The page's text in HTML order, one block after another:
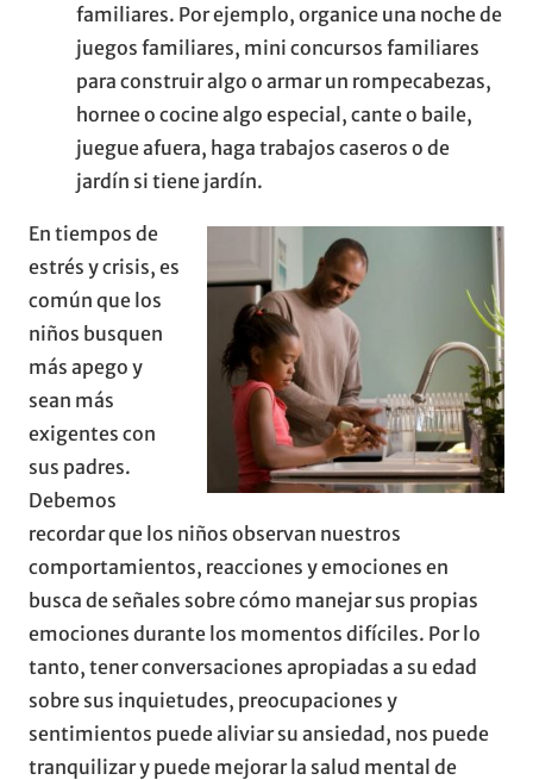
familiares. Por ejemplo, organice una noche de
juegos familiares, mini concursos familiares
para construir algo o armar un rompecabezas,
hornee o cocine algo especial, cante o baile,
juegue afuera, haga trabajos caseros o de
jardín si tiene jardín.
En tiempos de
estrés y crisis, es
común que los
niños busquen
más apego y
sean más
exigentes con
sus padres.
Debemos
recordar que los niños observan nuestros
comportamientos, reacciones y emociones en
busca de señales sobre cómo manejar sus propias
emociones durante los momentos difíciles. Por lo
tanto, tener conversaciones apropiadas a su edad
sobre sus inquietudes, preocupaciones y
sentimientos puede aliviar su ansiedad, nos puede
tranquilizar y puede mejorar la salud mental de